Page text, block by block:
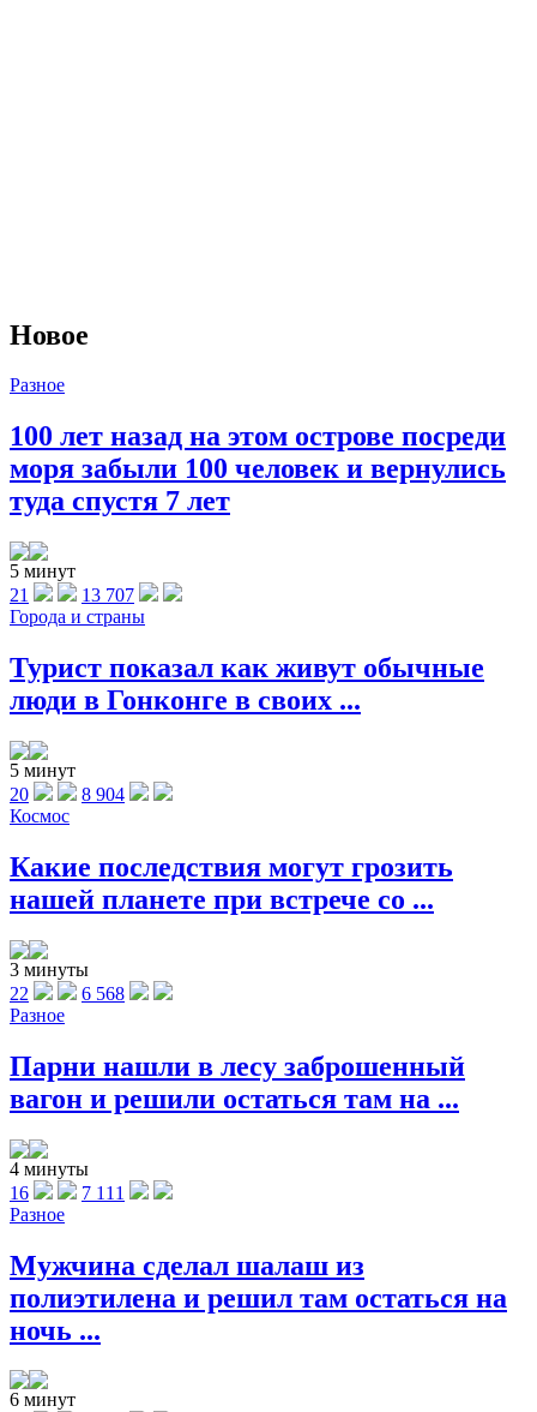
Новое
Разное
100 лет назад на этом острове посреди
моря забыли 100 человек и вернулись
туда спустя 7 лет
5 минут
21
13 707
Города и страны
Турист показал как живут обычные
люди в Гонконге в своих ...
5 минут
20
8 904
Космос
Какие последствия могут грозить
нашей планете при встрече со ...
3 минуты
22
6 568
Разное
Парни нашли в лесу заброшенный
вагон и решили остаться там на ...
4 минуты
16
7 111
Разное
Мужчина сделал шалаш из
полиэтилена и решил там остаться на
ночь ...
6 минут